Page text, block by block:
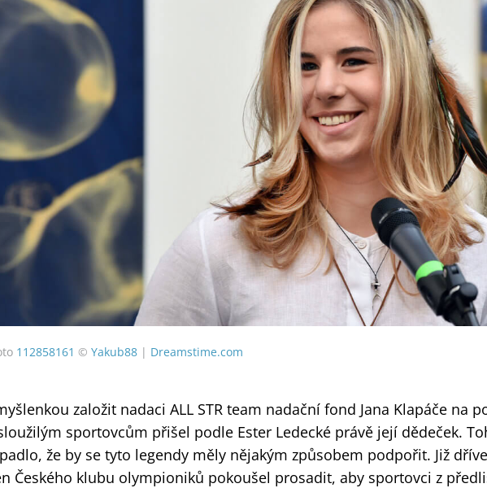
112858161 © Yakub88 | Dreamstime.com
založit nadaci ALL STR team nadační fond Jana Klapáče na
sportovcům přišel podle Ester Ledecké právě její dědeček.
že by se tyto legendy měly nějakým způsobem podpořit. Již
Českého klubu olympioniků pokoušel prosadit, aby sportovci z